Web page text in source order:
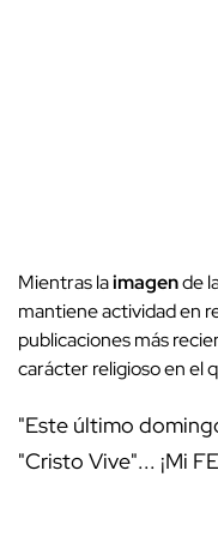
Mientras laimagende
mantiene actividad en
publicaciones más
carácter religioso en el
"Este último
"Cristo Vive"... ¡Mi